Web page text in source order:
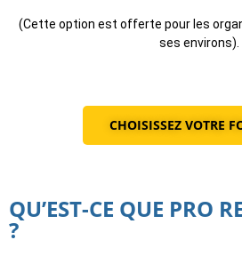
(Cette option est offerte pour les
ses environs).
CHOISISSEZ VOTRE
QU’EST-CE QUE PRO
?